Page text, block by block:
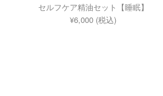
セルフケア精油セット【睡眠】
¥6,000 (税込)